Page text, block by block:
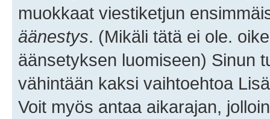
muokkaat viestiketjun
äänestys. (Mikäli tätä ei ole.
äänsetyksen luomiseen) Sinun
vähintään kaksi vaihtoehtoa
Voit myös antaa aikarajan,